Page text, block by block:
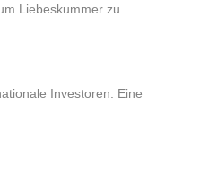
Liebeskummer zu
Investoren. Eine